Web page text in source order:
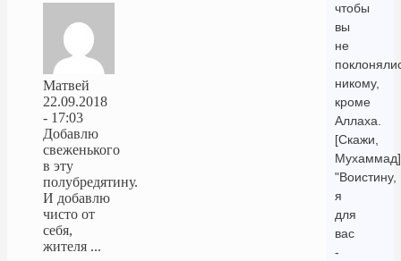
чтобы
вы
не
никому,
кроме
Аллаха.
[Скажи,
"Воистину,
я
для
вас
-
Матвей
22.09.2018
- 17:03
Добавлю
свеженького
в эту
полубредятину.
И добавлю
чисто от
себя,
жителя ...